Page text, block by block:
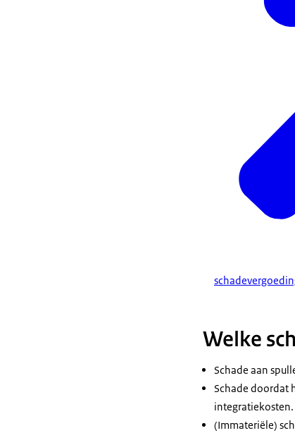
Welke
Schade aan
Schade doordat
integratiekosten.
(Immateriële)